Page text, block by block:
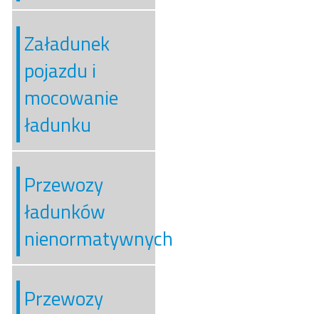
Załadunek
pojazdu i
mocowanie
ładunku
Przewozy
ładunków
nienormatywnych
Przewozy